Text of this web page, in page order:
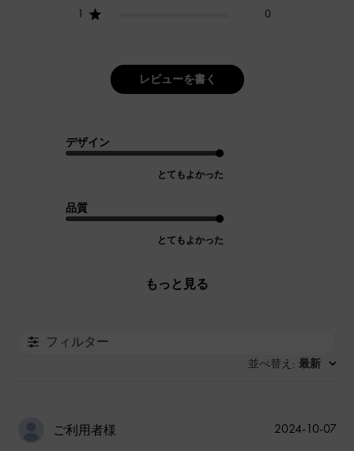
1
0
レビューを書く
デザイン
とてもよかった
品質
とてもよかった
もっと見る
フィルター
並べ替え : 最新
ご利用者様
公
2024-10-07